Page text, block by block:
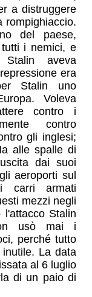
a distruggere
rompighiaccio.
del paese,
i nemici, e
aveva
era
Stalin uno
Voleva
contro i
contro
gli inglesi;
alle spalle di
dai suoi
aeroporti sul
carri armati
mezzi negli
Stalin
usò mai i
perché tutto
La data
al 6 luglio
di un paio di